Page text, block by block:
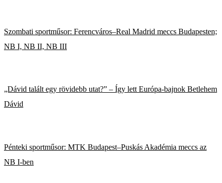
Szombati sportműsor: Ferencváros–Real Madrid meccs Budapesten;
NB I, NB II, NB III
„Dávid talált egy rövidebb utat?” – Így lett Európa-bajnok Betlehem
Dávid
Pénteki sportműsor: MTK Budapest–Puskás Akadémia meccs az
NB I-ben